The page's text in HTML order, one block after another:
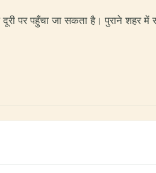
पर पहुँचा जा सकता है। पुराने शहर में